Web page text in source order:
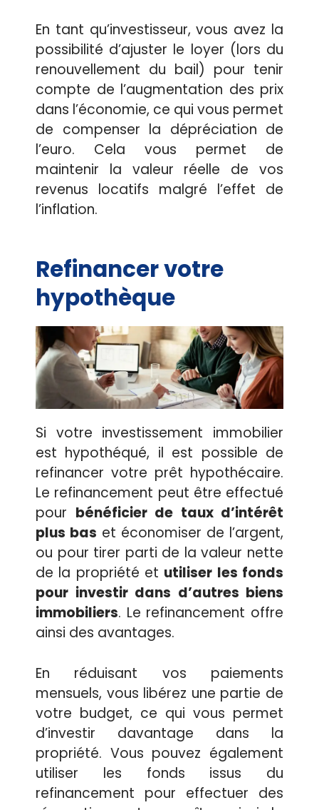
En tant qu’investisseur, vous avez la
possibilité d’ajuster le loyer (lors du
renouvellement du bail) pour tenir
compte de l’augmentation des prix
dans l’économie, ce qui vous permet
de compenser la dépréciation de
l’euro. Cela vous permet de
maintenir la valeur réelle de vos
revenus locatifs malgré l’effet de
l’inflation.
Refinancer votre
hypothèque
Si votre investissement immobilier
est hypothéqué, il est possible de
refinancer votre prêt hypothécaire.
Le refinancement peut être effectué
pour bénéficier de taux d’intérêt
plus bas et économiser de l’argent,
ou pour tirer parti de la valeur nette
de la propriété et utiliser les fonds
pour investir dans d’autres biens
immobiliers. Le refinancement offre
ainsi des avantages.
En réduisant vos paiements
mensuels, vous libérez une partie de
votre budget, ce qui vous permet
d’investir davantage dans la
propriété. Vous pouvez également
utiliser les fonds issus du
refinancement pour effectuer des